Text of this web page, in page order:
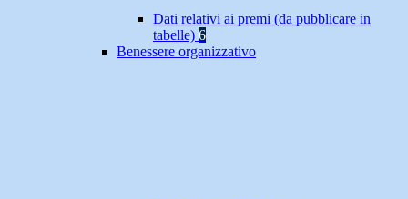
Dati relativi ai premi (da pubblicare in
tabelle) 6
Benessere organizzativo